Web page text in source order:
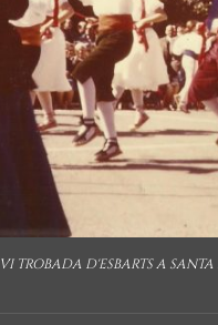
VI TROBADA D'ESBARTS A